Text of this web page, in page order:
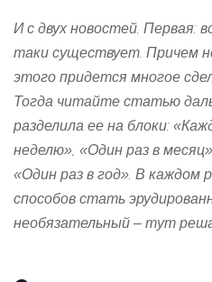
И с двух новостей. Первая:
таки существует. Причем
этого придется многое
Тогда читайте статью
разделила ее на блоки:
неделю», «Один раз в
«Один раз в год». В каждом
способов стать
необязательный – тут